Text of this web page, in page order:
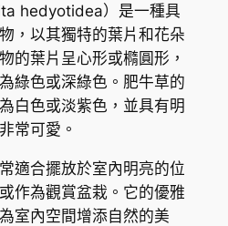
hedyotidea）是一種具
，以其獨特的葉片和花朵
的葉片呈心形或橢圓形，
綠色或深綠色。肥牛草的
白色或淡紫色，並具有明
常可愛。
適合擺放於室內明亮的位
作為觀賞盆栽。它的優雅
室內空間增添自然的美